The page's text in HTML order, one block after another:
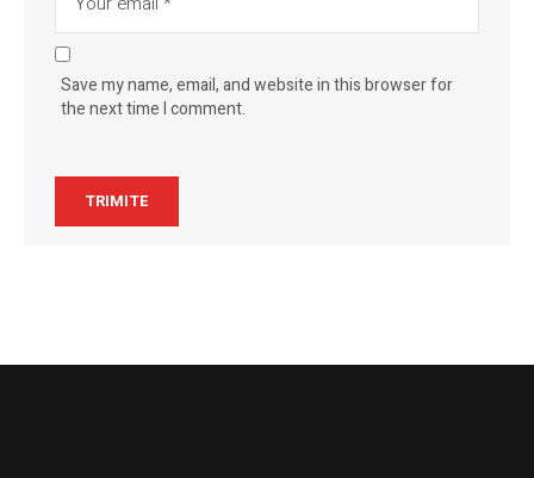
Save my name, email, and website in this browser for
the next time I comment.